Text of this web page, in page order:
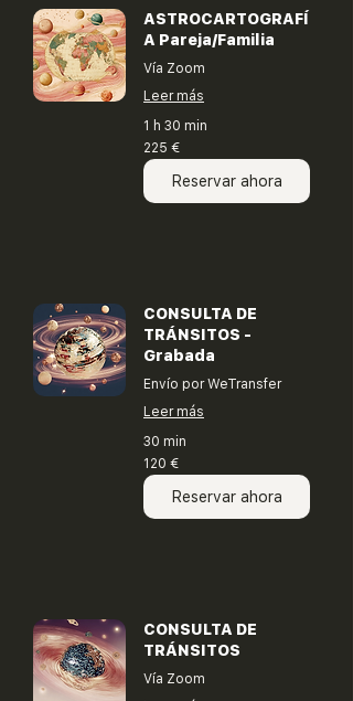
ASTROCARTOGRAFÍ
A Pareja/Familia
Vía Zoom
Leer más
1 h 30 min
225
euros
225 €
Reservar ahora
CONSULTA DE
TRÁNSITOS -
Grabada
Envío por WeTransfer
Leer más
30 min
120
euros
120 €
Reservar ahora
CONSULTA DE
TRÁNSITOS
Vía Zoom